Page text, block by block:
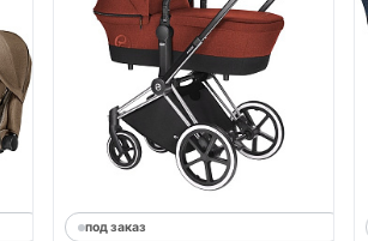
под заказ